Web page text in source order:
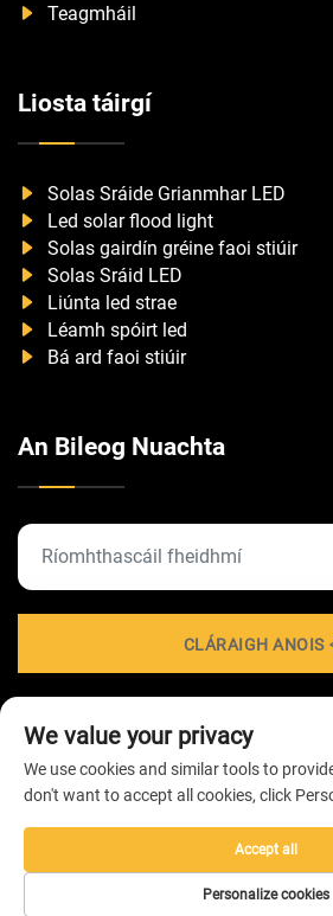
Teagmháil
Liosta táirgí
Solas Sráide Grianmhar LED
Led solar flood light
Solas gairdín gréine faoi stiúir
Solas Sráid LED
Liúnta led strae
Léamh spóirt led
Bá ard faoi stiúir
An Bileog Nuachta
CLÁRAIGH ANOIS
Iarratas Cóipcheart © 2026 ag
TEICNEOLAÍOCHTA SOILSIÚ
We value your privacy
We use cookies and similar tools to
don't want to accept all cookies, click
Personalize cookies
Accept all